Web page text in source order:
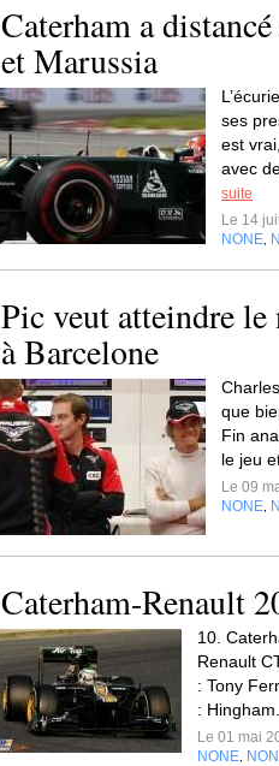
Caterham a
et Marussia
ses
est
avec
suite
Le 14
NONE
Pic veut atteindre le
à Barcelone
que
Fin
le jeu
Le 09
NONE
Caterham-Renault
10.
Renault
: Tony
:
Le 01 mai
NONE